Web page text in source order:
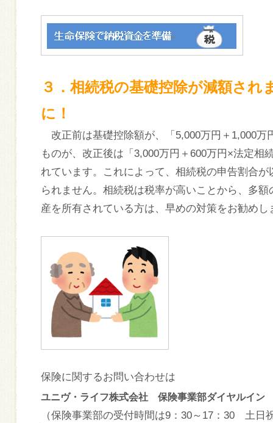
３．相続税の基礎控除が減額され
に！
改正前は基礎控除額が、「5,000万円＋1,000
ものが、改正後は「3,000万円＋600万円×法定相
れています。これによって、相続税の申告割合
られません。相続税は税率が高いことから、多
産を所有されている方は、早めの対策をお勧めし
保険に関するお問い合わせは
ユニヴ・ライフ株式会社 保険事業部ダイヤルイ
（保険事業部の受付時間は9：30～17：30 土日